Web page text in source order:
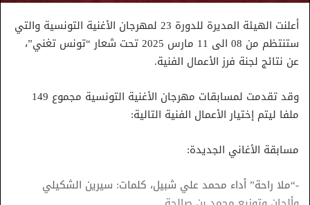
أعلنت الهيئة المديرة للدورة 23 لمهرجان الأغنية التونسية والتي
ستنتظم من 08 الى 11 مارس 2025 تحت شعار “تونس تغني”،
عن نتائج لجنة فرز الأعمال الفنية.
وقد تقدمت لمسابقات مهرجان الأغنية التونسية مجموع 149
ملفا ليتم إختيار الأعمال الفنية التالية:
مسابقة الأغاني الجديدة:
-“ملا راحة” أداء محمد علي شبيل، كلمات: سيرين الشكيلي